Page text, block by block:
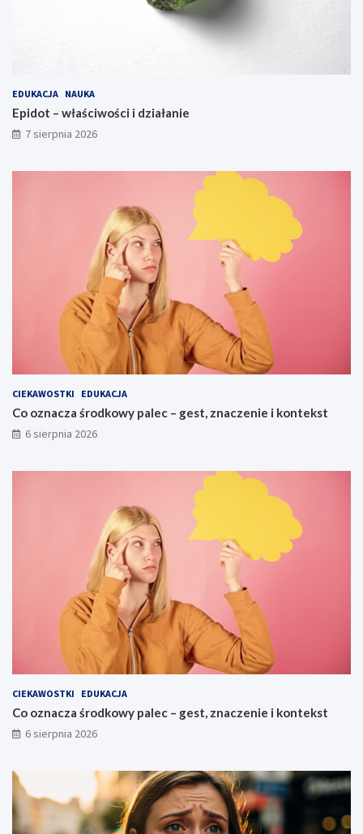
EDUKACJA NAUKA
Epidot – właściwości i działanie
7 sierpnia 2026
CIEKAWOSTKI EDUKACJA
Co oznacza środkowy palec – gest, znaczenie i kontekst
6 sierpnia 2026
CIEKAWOSTKI EDUKACJA
Co oznacza środkowy palec – gest, znaczenie i kontekst
6 sierpnia 2026